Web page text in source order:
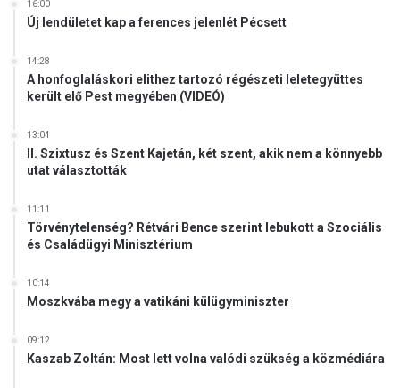
16:00
Új lendületet kap a ferences jelenlét Pécsett
14:28
A honfoglaláskori elithez tartozó régészeti leletegyüttes
került elő Pest megyében (VIDEÓ)
13:04
II. Szixtusz és Szent Kajetán, két szent, akik nem a könnyebb
utat választották
11:11
Törvénytelenség? Rétvári Bence szerint lebukott a Szociális
és Családügyi Minisztérium
10:14
Moszkvába megy a vatikáni külügyminiszter
09:12
Kaszab Zoltán: Most lett volna valódi szükség a közmédiára